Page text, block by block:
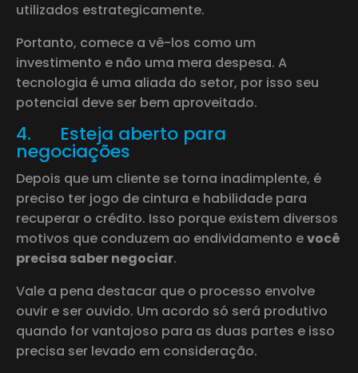
utilizados estrategicamente.
Portanto, comece a vê-los como um
investimento e não uma mera despesa. A
tecnologia é uma aliada do setor, por isso seu
potencial deve ser bem aproveitado.
4. Esteja aberto para
negociações
Depois que um cliente se torna inadimplente, é
preciso ter jogo de cintura e habilidade para
recuperar o crédito. Isso porque existem diversos
motivos que conduzem ao endividamento evocê
precisa saber negociar.
Vale a pena destacar que o processo envolve
ouvir e ser ouvido. Um acordo só será produtivo
quando for vantajoso para as duas partes e isso
precisa ser levado em consideração.